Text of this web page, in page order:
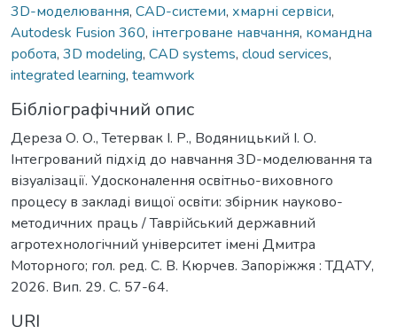
3D-моделювання, CAD-системи, хмарні сервіси,
Autodesk Fusion 360, інтегроване навчання, командна
робота, 3D modeling, CAD systems, cloud services,
integrated learning, teamwork
Бібліографічний опис
Дереза О. О., Тетервак І. Р., Водяницький І. О.
Інтегрований підхід до навчання 3D-моделювання та
візуалізації. Удосконалення освітньо-виховного
процесу в закладі вищої освіти: збірник науково-
методичних праць / Таврійський державний
агротехнологічний університет імені Дмитра
Моторного; гол. ред. С. В. Кюрчев. Запоріжжя : ТДАТУ,
2026. Вип. 29. С. 57-64.
URI